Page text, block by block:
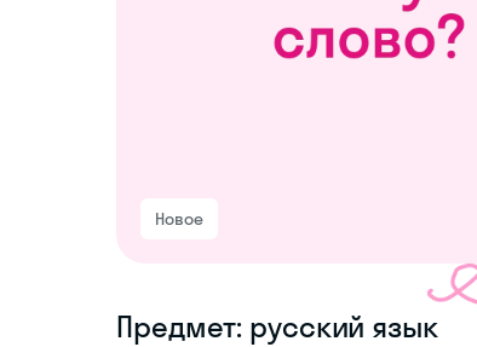
Новое
Предмет: русский язык